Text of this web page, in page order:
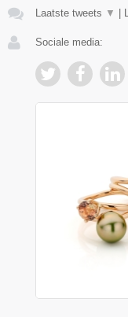
Laatste tweets ▼
Sociale media: